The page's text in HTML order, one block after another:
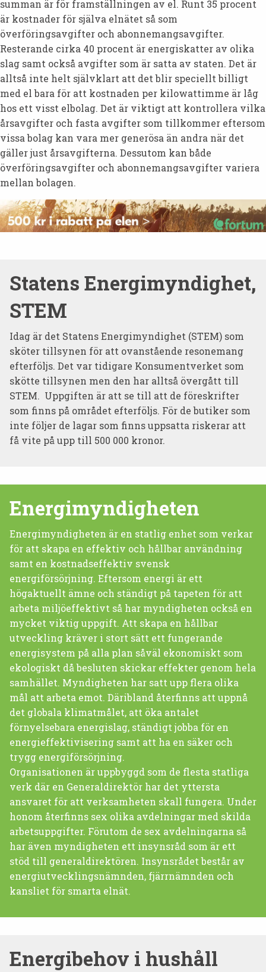
summan är för framställningen av el. Runt 35 procent
är kostnader för själva elnätet så som
överföringsavgifter och abonnemangsavgifter.
Resterande cirka 40 procent är energiskatter av olika
slag samt också avgifter som är satta av staten. Det är
alltså inte helt självklart att det blir speciellt billigt
med el bara för att kostnaden per kilowattimme är låg
hos ett visst elbolag. Det är viktigt att kontrollera vilka
årsavgifter och fasta avgifter som tillkommer eftersom
vissa bolag kan vara mer generösa än andra när det
gäller just årsavgifterna. Dessutom kan både
överföringsavgifter och abonnemangsavgifter variera
mellan bolagen.
Statens Energimyndighet,
STEM
Idag är det Statens Energimyndighet (STEM) som
sköter tillsynen för att ovanstående resonemang
efterföljs. Det var tidigare Konsumentverket som
skötte tillsynen men den har alltså övergått till
STEM. Uppgiften är att se till att de föreskrifter
som finns på området efterföljs. För de butiker som
inte följer de lagar som finns uppsatta riskerar att
få vite på upp till 500 000 kronor.
Energimyndigheten
Energimyndigheten är en statlig enhet som verkar
för att skapa en effektiv och hållbar användning
samt en kostnadseffektiv svensk
energiförsörjning. Eftersom energi är ett
högaktuellt ämne och ständigt på tapeten för att
arbeta miljöeffektivt så har myndigheten också en
mycket viktig uppgift. Att skapa en hållbar
utveckling kräver i stort sätt ett fungerande
energisystem på alla plan såväl ekonomiskt som
ekologiskt då besluten skickar effekter genom hela
samhället. Myndigheten har satt upp flera olika
mål att arbeta emot. Däribland återfinns att uppnå
det globala klimatmålet, att öka antalet
förnyelsebara energislag, ständigt jobba för en
energieffektivisering samt att ha en säker och
trygg energiförsörjning.
Organisationen är uppbyggd som de flesta statliga
verk där en Generaldirektör har det yttersta
ansvaret för att verksamheten skall fungera. Under
honom återfinns sex olika avdelningar med skilda
arbetsuppgifter. Förutom de sex avdelningarna så
har även myndigheten ett insynsråd som är ett
stöd till generaldirektören. Insynsrådet består av
energiutvecklingsnämnden, fjärrnämnden och
kansliet för smarta elnät.
Energibehov i hushåll